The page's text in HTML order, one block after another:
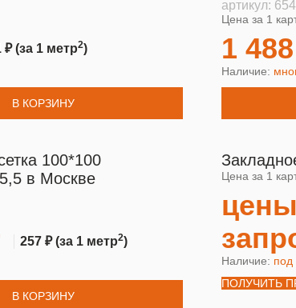
₽(за 1 метр2)
В КОРЗИНУ
артикул:
Цена за 1
1
Наличие:
100*100
в Москве
257 ₽(за 1 метр2)
В КОРЗИНУ
Цена за 1
Наличие: под
ПОЛУЧИТЬ